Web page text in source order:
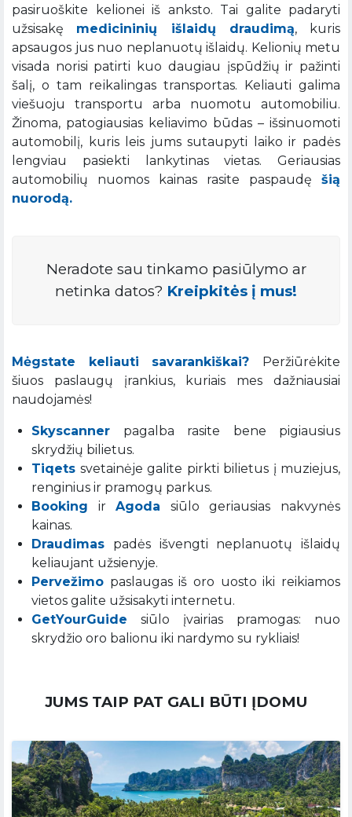
pasiruoškite kelionei iš anksto. Tai galite padaryti
užsisakę medicininių išlaidų draudimą, kuris
apsaugos jus nuo neplanuotų išlaidų. Kelionių metu
visada norisi patirti kuo daugiau įspūdžių ir pažinti
šalį, o tam reikalingas transportas. Keliauti galima
viešuoju transportu arba nuomotu automobiliu.
Žinoma, patogiausias keliavimo būdas – išsinuomoti
automobilį, kuris leis jums sutaupyti laiko ir padės
lengviau pasiekti lankytinas vietas. Geriausias
automobilių nuomos kainas rasite paspaudę šią
nuorodą.
Neradote sau tinkamo pasiūlymo ar
netinka datos? Kreipkitės į mus!
Mėgstate keliauti savarankiškai?
Peržiūrėkite
šiuos paslaugų įrankius, kuriais mes dažniausiai
naudojamės!
Skyscanner pagalba rasite bene pigiausius
skrydžių bilietus.
Tiqets svetainėje galite pirkti bilietus į muziejus,
renginius ir pramogų parkus.
Booking irAgoda siūlo geriausias nakvynės
kainas.
Draudimas padės išvengti neplanuotų išlaidų
keliaujant užsienyje.
Pervežimo paslaugas iš oro uosto iki reikiamos
vietos galite užsisakyti internetu.
GetYourGuide siūlo įvairias pramogas: nuo
skrydžio oro balionu iki nardymo su rykliais!
JUMS TAIP PAT GALI BŪTI ĮDOMU